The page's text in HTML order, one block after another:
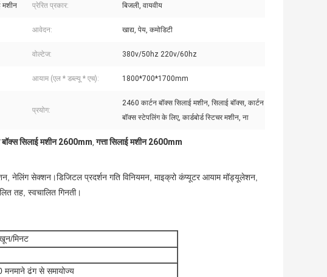
मशीन प्रेरित प्रकार: बिजली, वायवीय
आवेदन: खाद्य, पेय, कमोडिटी
वोल्टेज: 380v/50hz 220v/60hz
आयाम (एल * डब्ल्यू * एच): 1800*700*1700mm
प्रयोग:
2460 कार्टन बॉक्स सिलाई मशीन, सिलाई बॉक्स, कार्टन
बॉक्स स्टेपलिंग के लिए, कार्डबोर्ड स्टिचर मशीन, ना
बॉक्स सिलाई मशीन 2600mm,गत्ता सिलाई मशीन 2600mm
नेलिंग सेक्शन।डिजिटल प्रदर्शन गति विनियमन, माइक्रो कंप्यूटर आयाम मॉड्यूलेशन,
तह, स्वचालित गिनती।
मिनट
ढंग से समायोज्य